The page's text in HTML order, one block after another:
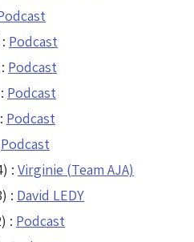
Podcast
Podcast
Podcast
Podcast
Podcast
: Virginie (Team AJA)
: David LEDY
: Podcast